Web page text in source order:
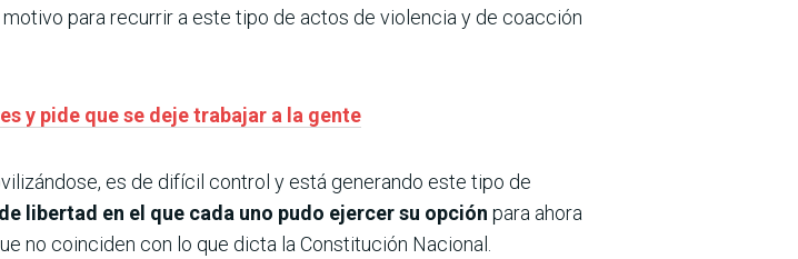
motivo para recurrir a este tipo de actos de violencia y de coacción
y pide que se deje trabajar a la gente
es de difícil control y está generando este tipo de
libertad en el que cada uno pudo ejercer su opción para ahora
no coinciden con lo que dicta la Constitución Nacional.